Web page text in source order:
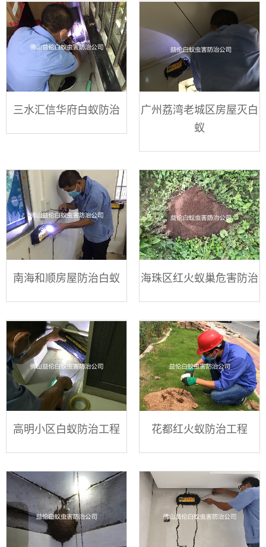
三水汇信华府白蚁防治
广州荔湾老城区房屋灭白
蚁
南海和顺房屋防治白蚁 海珠区红火蚁巢危害防治
高明小区白蚁防治工程 花都红火蚁防治工程